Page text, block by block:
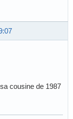
cousine de 1987